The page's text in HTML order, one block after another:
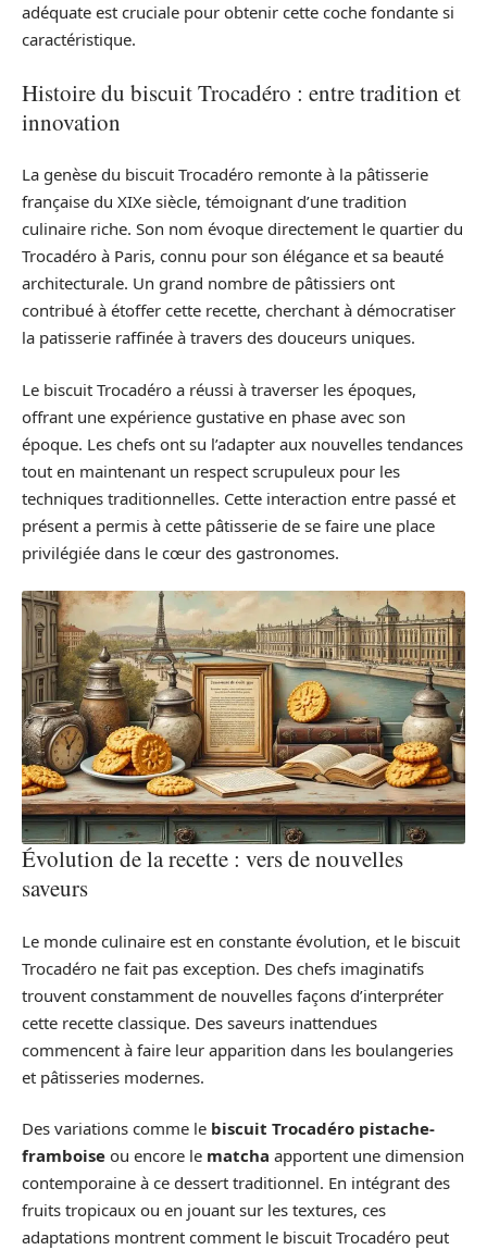
adéquate est cruciale pour obtenir cette coche fondante si
caractéristique.
Histoire du biscuit Trocadéro : entre tradition et
innovation
La genèse du biscuit Trocadéro remonte à la pâtisserie
française du XIXe siècle, témoignant d’une tradition
culinaire riche. Son nom évoque directement le quartier du
Trocadéro à Paris, connu pour son élégance et sa beauté
architecturale. Un grand nombre de pâtissiers ont
contribué à étoffer cette recette, cherchant à démocratiser
la patisserie raffinée à travers des douceurs uniques.
Le biscuit Trocadéro a réussi à traverser les époques,
offrant une expérience gustative en phase avec son
époque. Les chefs ont su l’adapter aux nouvelles tendances
tout en maintenant un respect scrupuleux pour les
techniques traditionnelles. Cette interaction entre passé et
présent a permis à cette pâtisserie de se faire une place
privilégiée dans le cœur des gastronomes.
Évolution de la recette : vers de nouvelles
saveurs
Le monde culinaire est en constante évolution, et le biscuit
Trocadéro ne fait pas exception. Des chefs imaginatifs
trouvent constamment de nouvelles façons d’interpréter
cette recette classique. Des saveurs inattendues
commencent à faire leur apparition dans les boulangeries
et pâtisseries modernes.
Des variations comme le biscuit Trocadéro pistache-
framboise ou encore le matcha apportent une dimension
contemporaine à ce dessert traditionnel. En intégrant des
fruits tropicaux ou en jouant sur les textures, ces
adaptations montrent comment le biscuit Trocadéro peut